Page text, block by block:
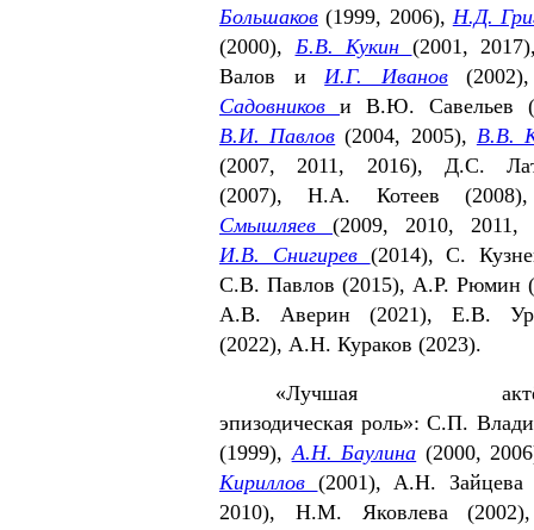
Боль­шаков (1999, 2006), Н.Д.
(2000), Б.В. Кукин (2001,
Валов и И.Г. Иванов
Садовников и В.Ю. Савельев
В.И. Павлов (2004, 2005), В.В.
(2007, 2011, 2016), Д.С.
(2007), Н.А. Котеев
Смышляев (2009, 2010, 2011,
И.В. Снигирев (2014), С.
С.В. Павлов (2015), А.Р. Рюмин
А.В. Аверин (2021), Е.В.
(2022), А.Н. Кураков (2023).
«Лучшая
эпизодическая роль»: С.П.
(1999), А.Н. Баулина (2000,
Кириллов (2001), А.Н. Зайцева
2010), Н.М. Яковлева